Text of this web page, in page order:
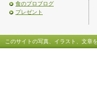
食のプロブログ
プレゼント
このサイトの写真、イラスト、文章